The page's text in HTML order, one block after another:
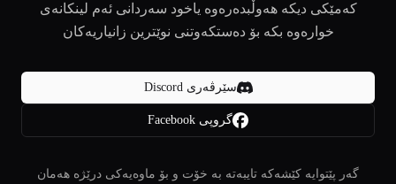
کەمێکی دیکە هەوڵبدەرەوە یاخود سەردانی ئەم لینکانەی
خوارەوە بکە بۆ دەستکەوتنی نوێترین زانیاریەکان
سێرڤەری Discord
گروپی Facebook
گەر پێتوایە کێشەکە تایبەتە بە خۆت و بۆ ماوەیەکی درێژە هەمان